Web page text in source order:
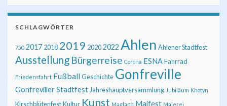
SCHLAGWÖRTER
750 2017 2018 2019 20202022 Ahlen Ahlener Stadtfest
Ausstellung Bürgerreise Corona ESNAFahrrad
Friedensfahrt FußballGeschichte Gonfreville
Gonfreviller Stadtfest Jahreshauptversammlung Jubiläum Khotyn
KirschblütenfestKultur Kunst Magland Maifest Malerei